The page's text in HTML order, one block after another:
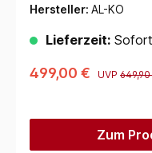
Hersteller: AL-KO
Lieferzeit:
499,00 € UVP
Zum